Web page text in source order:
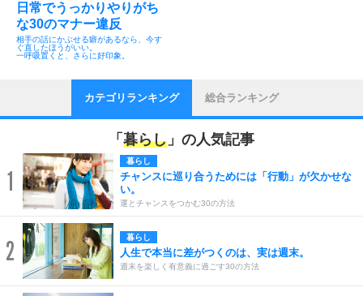
日常でうっかりやりがち
な30のマナー違反
相手の話にかぶせる癖があるなら、今す
ぐ直したほうがいい。
一呼吸置くと、さらに好印象。
カテゴリランキング 総合ランキング
「 暮らし 」の人気記事
1
暮らし
チャンスに巡り合うためには「行動」が欠かせな
い。
運とチャンスをつかむ30の方法
2 暮らし
人生で本当に差がつくのは、実は週末。
週末を楽しく有意義に過ごす30の方法